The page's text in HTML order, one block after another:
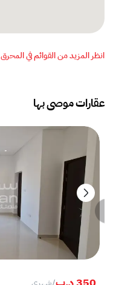
انظر المزيد من القوائم في المحرق
عقارات موصى بها